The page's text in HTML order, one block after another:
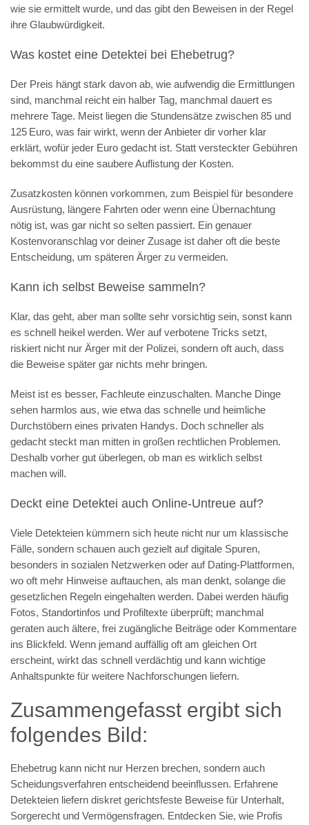
wie sie ermittelt wurde, und das gibt den Beweisen in der Regel
ihre Glaubwürdigkeit.
Was kostet eine Detektei bei Ehebetrug?
Der Preis hängt stark davon ab, wie aufwendig die Ermittlungen
sind, manchmal reicht ein halber Tag, manchmal dauert es
mehrere Tage. Meist liegen die Stundensätze zwischen 85 und
125 Euro, was fair wirkt, wenn der Anbieter dir vorher klar
erklärt, wofür jeder Euro gedacht ist. Statt versteckter Gebühren
bekommst du eine saubere Auflistung der Kosten.
Zusatzkosten können vorkommen, zum Beispiel für besondere
Ausrüstung, längere Fahrten oder wenn eine Übernachtung
nötig ist, was gar nicht so selten passiert. Ein genauer
Kostenvoranschlag vor deiner Zusage ist daher oft die beste
Entscheidung, um späteren Ärger zu vermeiden.
Kann ich selbst Beweise sammeln?
Klar, das geht, aber man sollte sehr vorsichtig sein, sonst kann
es schnell heikel werden. Wer auf verbotene Tricks setzt,
riskiert nicht nur Ärger mit der Polizei, sondern oft auch, dass
die Beweise später gar nichts mehr bringen.
Meist ist es besser, Fachleute einzuschalten. Manche Dinge
sehen harmlos aus, wie etwa das schnelle und heimliche
Durchstöbern eines privaten Handys. Doch schneller als
gedacht steckt man mitten in großen rechtlichen Problemen.
Deshalb vorher gut überlegen, ob man es wirklich selbst
machen will.
Deckt eine Detektei auch Online-Untreue auf?
Viele Detekteien kümmern sich heute nicht nur um klassische
Fälle, sondern schauen auch gezielt auf digitale Spuren,
besonders in sozialen Netzwerken oder auf Dating-Plattformen,
wo oft mehr Hinweise auftauchen, als man denkt, solange die
gesetzlichen Regeln eingehalten werden. Dabei werden häufig
Fotos, Standortinfos und Profiltexte überprüft; manchmal
geraten auch ältere, frei zugängliche Beiträge oder Kommentare
ins Blickfeld. Wenn jemand auffällig oft am gleichen Ort
erscheint, wirkt das schnell verdächtig und kann wichtige
Anhaltspunkte für weitere Nachforschungen liefern.
Zusammengefasst ergibt sich
folgendes Bild:
Ehebetrug kann nicht nur Herzen brechen, sondern auch
Scheidungsverfahren entscheidend beeinflussen. Erfahrene
Detekteien liefern diskret gerichtsfeste Beweise für Unterhalt,
Sorgerecht und Vermögensfragen. Entdecken Sie, wie Profis